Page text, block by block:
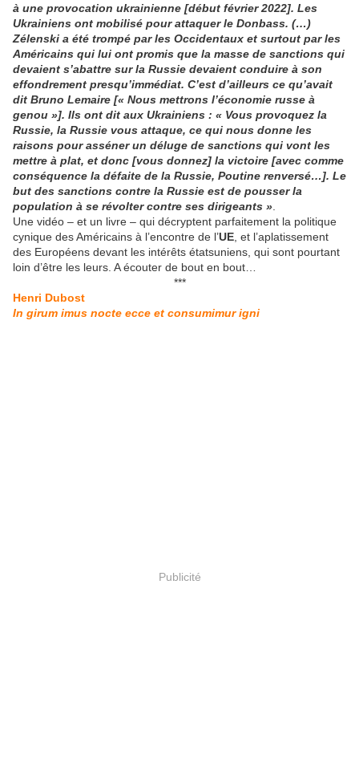
à une provocation ukrainienne [début février 2022]. Les
Ukrainiens ont mobilisé pour attaquer le Donbass. (…)
Zélenski a été trompé par les Occidentaux et surtout par les
Américains qui lui ont promis que la masse de sanctions qui
devaient s’abattre sur la Russie devaient conduire à son
effondrement presqu’immédiat. C’est d’ailleurs ce qu’avait
dit Bruno Lemaire [« Nous mettrons l’économie russe à
genou »]. Ils ont dit aux Ukrainiens : « Vous provoquez la
Russie, la Russie vous attaque, ce qui nous donne les
raisons pour asséner un déluge de sanctions qui vont les
mettre à plat, et donc [vous donnez] la victoire [avec comme
conséquence la défaite de la Russie, Poutine renversé…]. Le
but des sanctions contre la Russie est de pousser la
population à se révolter contre ses dirigeants »
Une vidéo – et un livre – qui décryptent parfaitement la politique
cynique des Américains à l’encontre de l’UE , et l’aplatissement
des Européens devant les intérêts étatsuniens, qui sont pourtant
loin d’être les leurs. A écouter de bout en bout…
***
Henri Dubost
In girum imus nocte ecce et consumimur igni
Publicité